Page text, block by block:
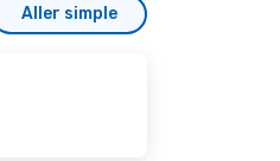
Aller simple